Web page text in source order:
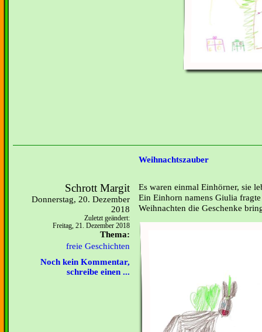
Weihnachtszauber
Schrott Margit
Donnerstag, 20. Dezember
2018
Zuletzt geändert:
Freitag, 21. Dezember 2018
Thema:
freie Geschichten
Noch kein Kommentar,
schreibe einen ...
Es waren einmal Einhörner, sie
Ein Einhorn namens Giulia
Weihnachten die Geschenke